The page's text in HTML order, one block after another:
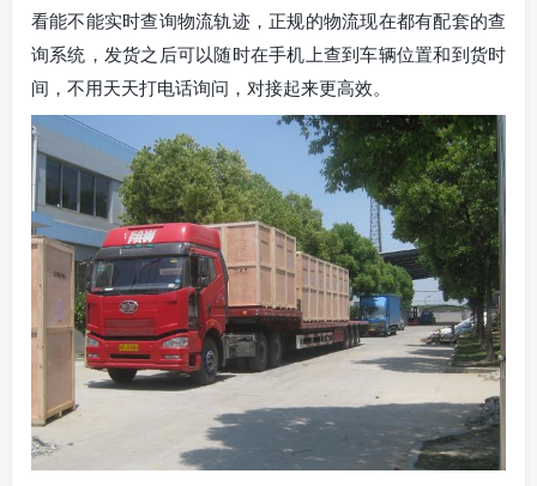
看能不能实时查询物流轨迹，正规的物流现在都有配套的查
询系统，发货之后可以随时在手机上查到车辆位置和到货时
间，不用天天打电话询问，对接起来更高效。